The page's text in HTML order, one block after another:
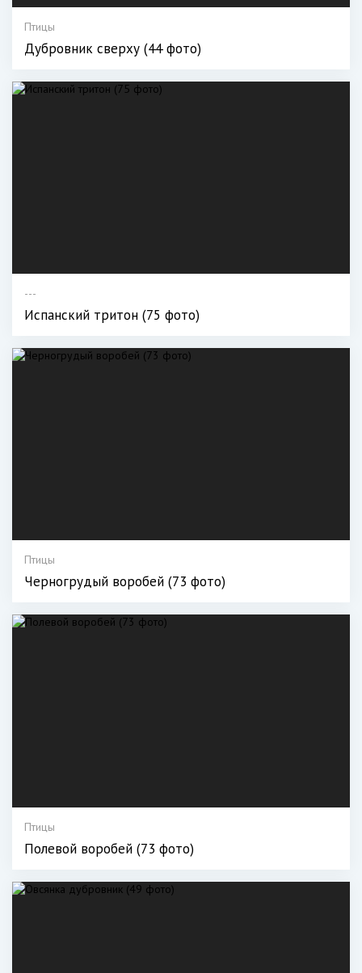
Птицы
Дубровник сверху (44 фото)
---
Испанский тритон (75 фото)
Птицы
Черногрудый воробей (73 фото)
Птицы
Полевой воробей (73 фото)